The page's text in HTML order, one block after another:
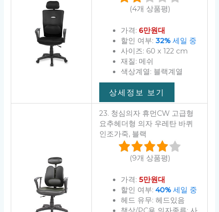
(4개 상품평)
가격: 6만원대
할인 여부: 32%세일 중
사이즈: 60 x 122 cm
재질: 메쉬
색상계열: 블랙계열
상세정보 보기
23. 청심의자 휴먼CW 고급형
요추헤더형 의자 우레탄 바퀴
인조가죽, 블랙
(9개 상품평)
가격: 5만원대
할인 여부: 40%세일 중
헤드 유무: 헤드있음